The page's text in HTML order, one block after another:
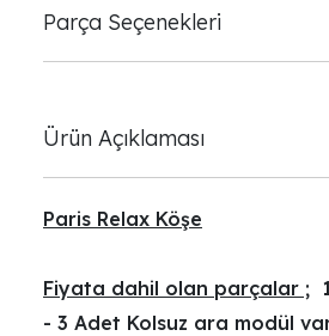
Parça Seçenekleri
Ürün Açıklaması
Paris Relax Köşe
Fiyata dahil olan parçalar ;
- 3 Adet Kolsuz ara modül